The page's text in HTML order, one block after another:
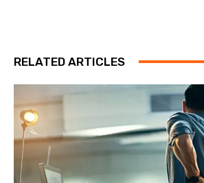
RELATED ARTICLES